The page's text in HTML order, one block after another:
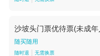
沙坡头门票优待票(未成
随买随用
随时退 无需换票